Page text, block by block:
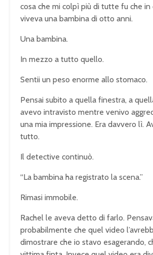
cosa che mi colpì più di tutte fu che in
viveva una bambina di otto anni.
Una bambina.
In mezzo a tutto quello.
Sentii un peso enorme allo stomaco.
Pensai subito a quella finestra, a
avevo intravisto mentre venivo
una mia impressione. Era davvero lì.
tutto.
Il detective continuò.
“La bambina ha registrato la scena.”
Rimasi immobile.
Rachel le aveva detto di farlo.
probabilmente che quel video
dimostrare che io stavo esagerando,